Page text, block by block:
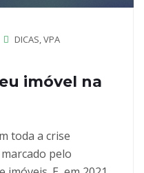
DICAS,VPA
imóvel na
toda a crise
pelo